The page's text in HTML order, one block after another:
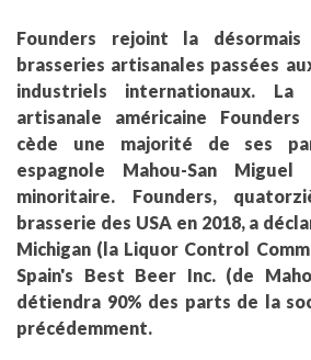
Founders rejoint la
brasseries artisanales passées
industriels internationaux. La
artisanale américaine Founders
cède une majorité de ses
espagnole Mahou-San
minoritaire. Founders,
brasserie des USA en 2018, a
Michigan (la Liquor Control
Spain's Best Beer Inc. (de
détiendra 90% des parts de la
précédemment.